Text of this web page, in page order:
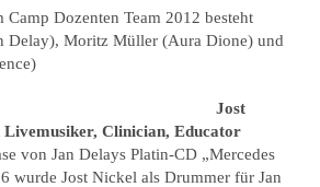
Camp Dozenten Team 2012 besteht
Delay), Moritz Müller (Aura Dione) und
Jost
Livemusiker, Clinician, Educator
von Jan Delays Platin-CD „Mercedes
wurde Jost Nickel als Drummer für Jan